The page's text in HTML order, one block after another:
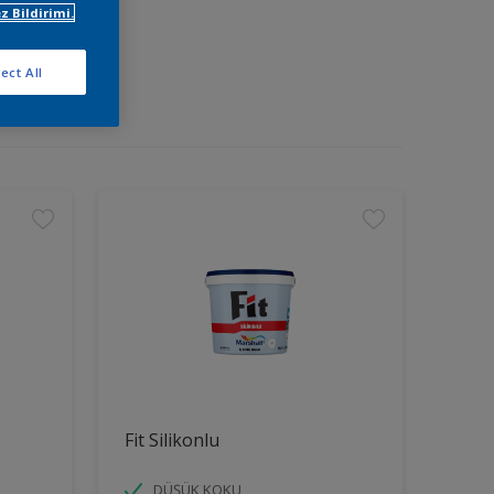
Fit Silikonlu
DÜŞÜK KOKU
Bildirimi.
All